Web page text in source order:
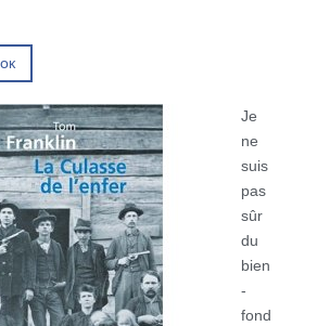
Je
ne
suis
pas
sûr
du
bien
-
fond